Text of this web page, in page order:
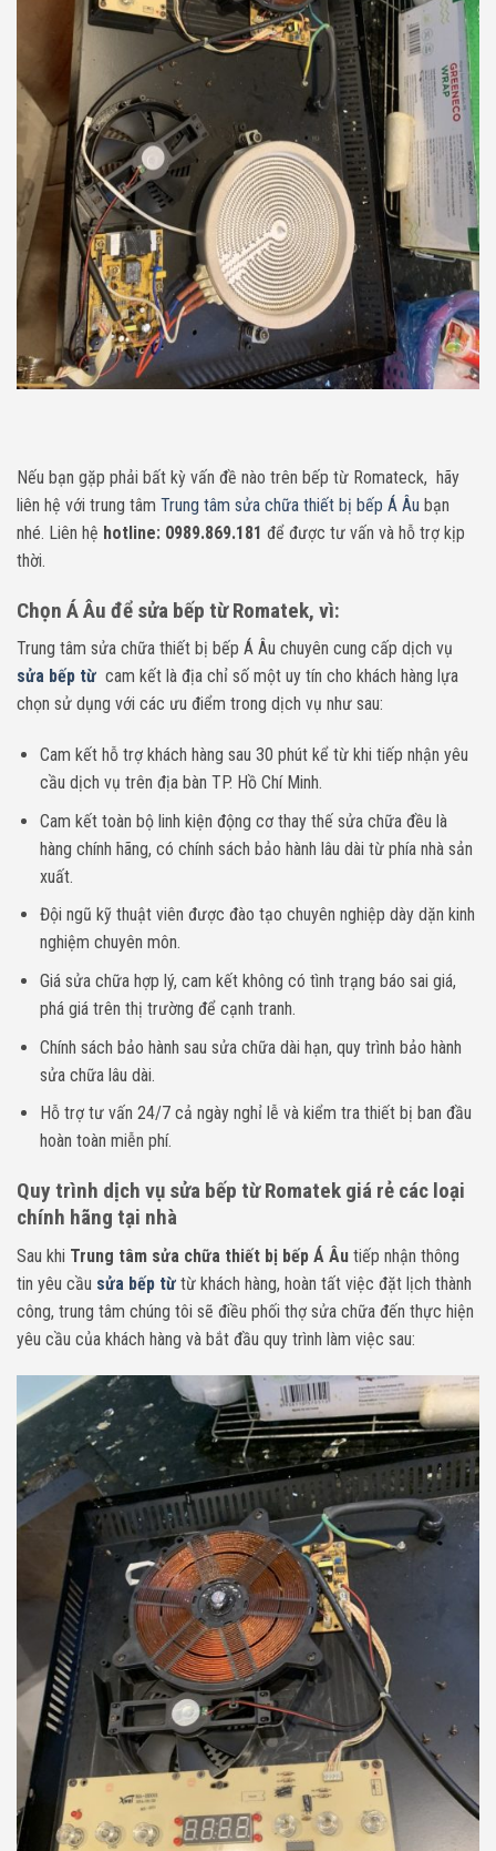
Nếu bạn gặp phải bất kỳ vấn đề nào trên bếp từ Romateck, hãy
liên hệ với trung tâm Trung tâm sửa chữa thiết bị bếp Á Âu bạn
nhé. Liên hệ hotline: 0989.869.181 để được tư vấn và hỗ trợ kịp
thời.
Chọn Á Âu để sửa bếp từ Romatek, vì:
Trung tâm sửa chữa thiết bị bếp Á Âu chuyên cung cấp dịch vụ
sửa bếp từ cam kết là địa chỉ số một uy tín cho khách hàng lựa
chọn sử dụng với các ưu điểm trong dịch vụ như sau:
Cam kết hỗ trợ khách hàng sau 30 phút kể từ khi tiếp nhận yêu
cầu dịch vụ trên địa bàn TP. Hồ Chí Minh.
Cam kết toàn bộ linh kiện động cơ thay thế sửa chữa đều là
hàng chính hãng, có chính sách bảo hành lâu dài từ phía nhà sản
xuất.
Đội ngũ kỹ thuật viên được đào tạo chuyên nghiệp dày dặn kinh
nghiệm chuyên môn.
Giá sửa chữa hợp lý, cam kết không có tình trạng báo sai giá,
phá giá trên thị trường để cạnh tranh.
Chính sách bảo hành sau sửa chữa dài hạn, quy trình bảo hành
sửa chữa lâu dài.
Hỗ trợ tư vấn 24/7 cả ngày nghỉ lễ và kiểm tra thiết bị ban đầu
hoàn toàn miễn phí.
Quy trình dịch vụ sửa bếp từ Romatek giá rẻ các loại
chính hãng tại nhà
Sau khi Trung tâm sửa chữa thiết bị bếp Á Âu tiếp nhận thông
tin yêu cầu sửa bếp từ từ khách hàng, hoàn tất việc đặt lịch thành
công, trung tâm chúng tôi sẽ điều phối thợ sửa chữa đến thực hiện
yêu cầu của khách hàng và bắt đầu quy trình làm việc sau: